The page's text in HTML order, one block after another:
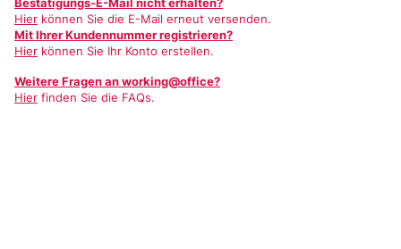
Hier können Sie die E-Mail erneut versenden.
Mit Ihrer Kundennummer registrieren?
Hier können Sie Ihr Konto erstellen.
Weitere Fragen an working@office?
Hier finden Sie die FAQs.